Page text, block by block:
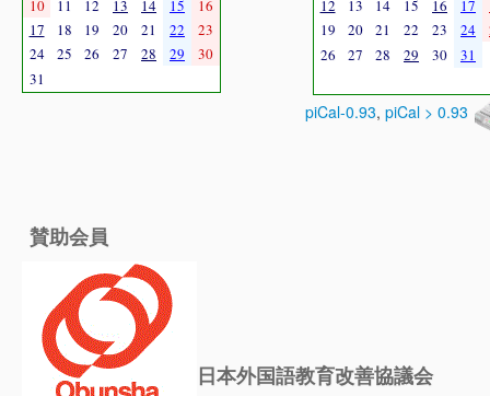
10
11 12 13 14 15
16
17
18 19 20 21 22
23
24
25 26 27 28 29
30
31
12
13 14 15 16 17
19
20 21 22 23 24
26
27 28 29 30 31
piCal-0.93, piCal > 0.93
賛助会員
日本外国語教育改善協議会